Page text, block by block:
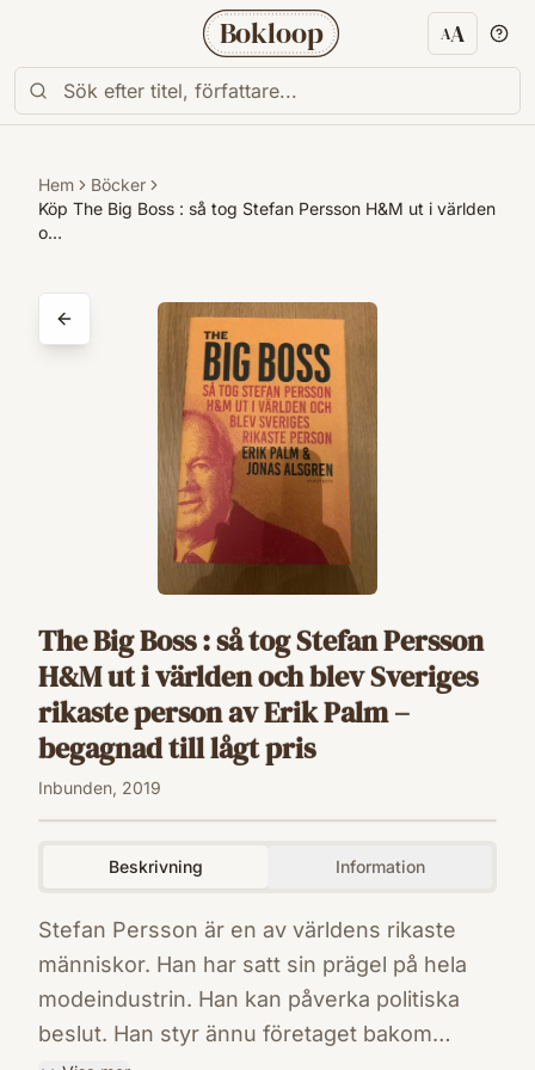
Bokloop AA
Hem
Böcker
Köp The Big Boss : så tog Stefan Persson H&M ut i världen
o…
The Big Boss : så tog Stefan Persson
H&M ut i världen och blev Sveriges
rikaste person av Erik Palm –
begagnad till lågt pris
Inbunden, 2019
Beskrivning Information
Stefan Persson är en av världens rikaste
människor. Han har satt sin prägel på hela
modeindustrin. Han kan påverka politiska
beslut. Han styr ännu företaget bakom